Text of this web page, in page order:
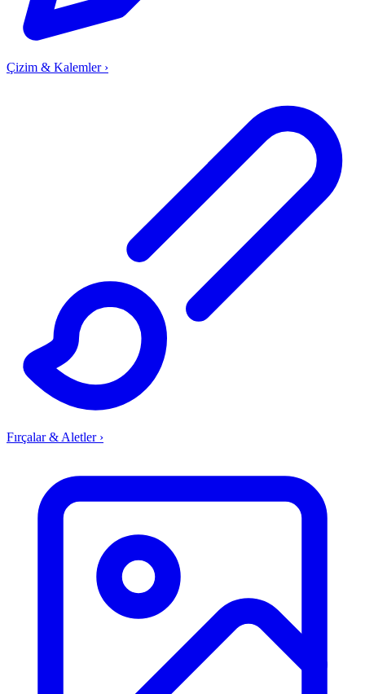
Çizim & Kalemler ›
Fırçalar & Aletler ›